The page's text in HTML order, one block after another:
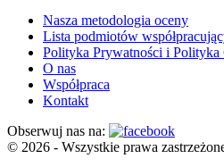
Nasza metodologia oceny
Lista podmiotów
Polityka Prywatności i Polityka
O nas
Współpraca
Kontakt
Obserwuj nas na:
© 2026 - Wszystkie prawa